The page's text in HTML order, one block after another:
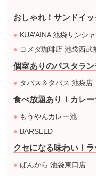
おしゃれ！サンドイ
KUA’AINA 池袋サンシ
コメダ珈琲店 池袋西武
個室ありのパスタラン
タパス＆タパス 池袋店
食べ放題あり！カレ
もうやんカレー池
BARSEED
クセになる味わい！
ばんから 池袋東口店